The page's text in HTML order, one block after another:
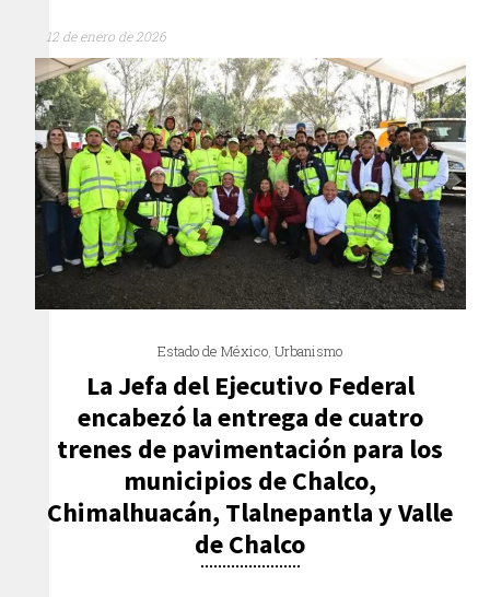
12 de enero de 2026
Estado de México,Urbanismo
La Jefa del Ejecutivo Federal
encabezó la entrega de cuatro
trenes de pavimentación para los
municipios de Chalco,
Chimalhuacán, Tlalnepantla y Valle
de Chalco